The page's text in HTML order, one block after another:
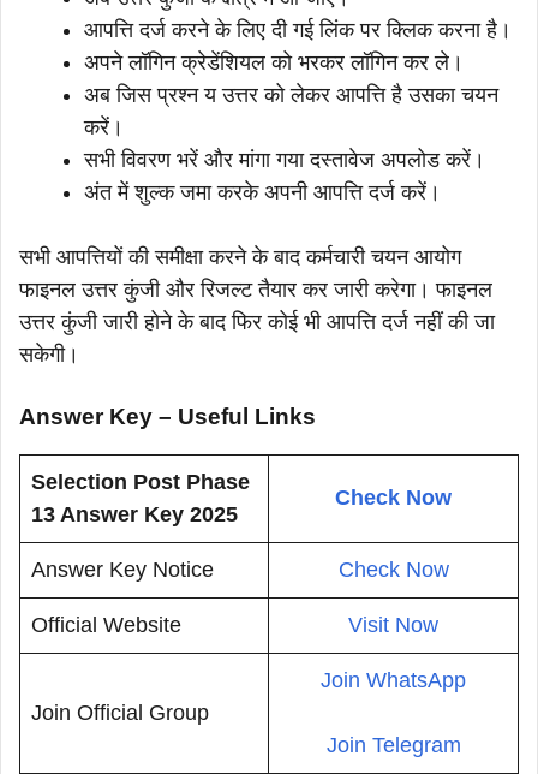
आपत्ति दर्ज करने के लिए दी गई लिंक पर क्लिक करना है।
अपने लॉगिन क्रेडेंशियल को भरकर लॉगिन कर ले।
अब जिस प्रश्न य उत्तर को लेकर आपत्ति है उसका चयन
करें।
सभी विवरण भरें और मांगा गया दस्तावेज अपलोड करें।
अंत में शुल्क जमा करके अपनी आपत्ति दर्ज करें।
सभी आपत्तियों की समीक्षा करने के बाद कर्मचारी चयन आयोग
फाइनल उत्तर कुंजी और रिजल्ट तैयार कर जारी करेगा। फाइनल
उत्तर कुंजी जारी होने के बाद फिर कोई भी आपत्ति दर्ज नहीं की जा
सकेगी।
Answer Key – Useful Links
Selection Post Phase
13 Answer Key 2025
Check Now
Answer Key Notice Check Now
Official Website Visit Now
Join Official Group
Join WhatsApp
Join Telegram